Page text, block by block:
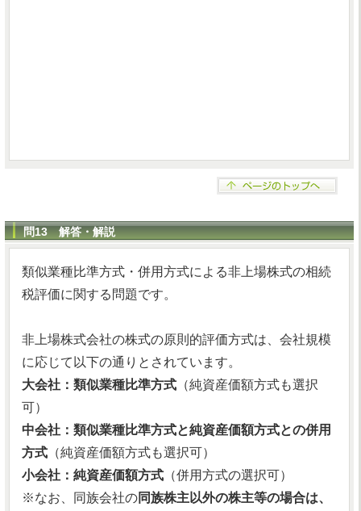
問13 解答・解説
類似業種比準方式・併用方式による非上場株式の相続
税評価に関する問題です。
非上場株式会社の株式の原則的評価方式は、会社規模
に応じて以下の通りとされています。
大会社：類似業種比準方式 （純資産価額方式も選択
可）
中会社：類似業種比準方式と純資産価額方式との併用
方式 （純資産価額方式も選択可）
小会社：純資産価額方式 （併用方式の選択可）
※なお、同族会社の同族株主以外の株主等の場合は、